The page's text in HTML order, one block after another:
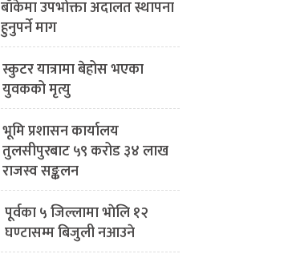
बाँकेमा उपभोक्ता अदालत स्थापना
हुनुपर्ने माग
स्कुटर यात्रामा बेहोस भएका
युवकको मृत्यु
भूमि प्रशासन कार्यालय
तुलसीपुरबाट ५९ करोड ३४ लाख
राजस्व सङ्कलन
पूर्वका ५ जिल्लामा भाेलि १२
घण्टासम्म बिजुली नआउने